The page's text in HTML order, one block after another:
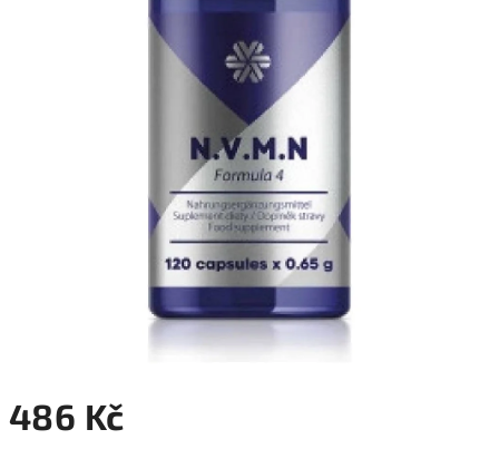
486 Kč
hvězdiček.